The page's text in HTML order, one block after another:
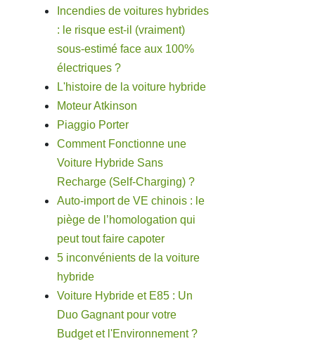
Incendies de voitures hybrides
: le risque est-il (vraiment)
sous-estimé face aux 100%
électriques ?
L'histoire de la voiture hybride
Moteur Atkinson
Piaggio Porter
Comment Fonctionne une
Voiture Hybride Sans
Recharge (Self-Charging) ?
Auto-import de VE chinois : le
piège de l’homologation qui
peut tout faire capoter
5 inconvénients de la voiture
hybride
Voiture Hybride et E85 : Un
Duo Gagnant pour votre
Budget et l'Environnement ?